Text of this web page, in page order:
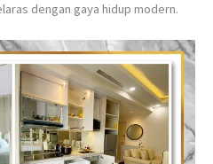
dengan gaya hidup modern.